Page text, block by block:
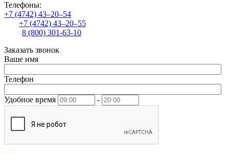
Телефоны:
+7 (4742) 43–20–54
+7 (4742) 43–20–55
8 (800) 301-63-10
Заказать звонок
Ваше имя
Телефон
Удобное время -